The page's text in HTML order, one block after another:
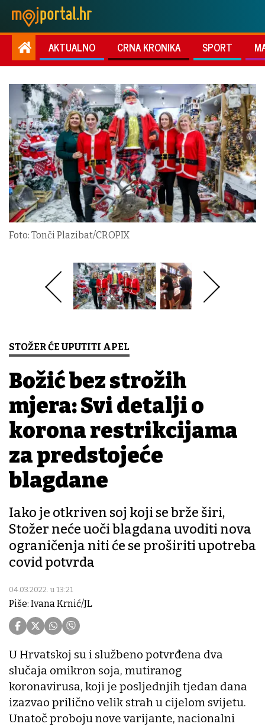
AKTUALNO CRNA KRONIKA SPORT
Foto: Tonči Plazibat/CROPIX
STOŽER ĆE UPUTITI APEL
Božić bez strožih
mjera: Svi detalji o
korona restrikcijama
za predstojeće
blagdane
Iako je otkriven soj koji se brže širi,
Stožer neće uoči blagdana uvoditi nova
ograničenja niti će se proširiti upotreba
covid potvrda
04.03.2022. u 13:21
Piše: Ivana Krnić/JL
U Hrvatskoj su i službeno potvrđena dva
slučaja omikron soja, mutiranog
koronavirusa, koji je posljednjih tjedan dana
izazvao prilično velik strah u cijelom svijetu.
Unatoč proboju nove varijante, nacionalni